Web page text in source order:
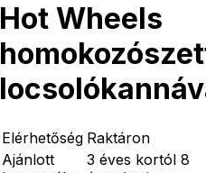
Hot Wheels
Elérhetőség Raktáron
Ajánlott
3 éves kortól 8